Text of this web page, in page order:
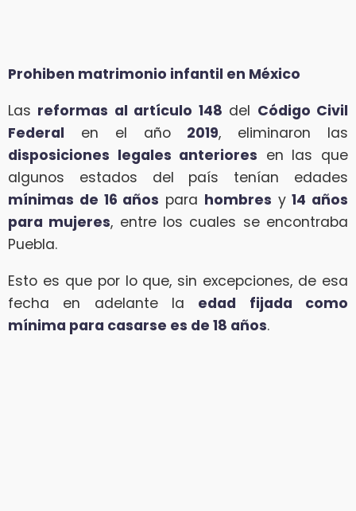
Prohiben matrimonio infantil en México
Las reformas al artículo 148 del Código Civil
Federal en el año 2019, eliminaron las
disposiciones legales anteriores en las que
algunos estados del país tenían edades
mínimas de 16 años para hombres y14 años
para mujeres, entre los cuales se encontraba
Puebla.
Esto es que por lo que, sin excepciones, de esa
fecha en adelante la edad fijada como
mínima para casarse es de 18 años.